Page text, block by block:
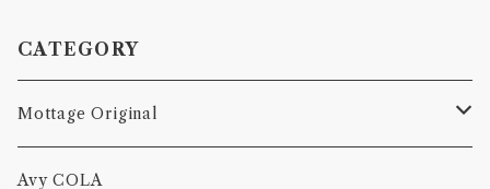
CATEGORY
Mottage Original
Tシャツ
Avy COLA